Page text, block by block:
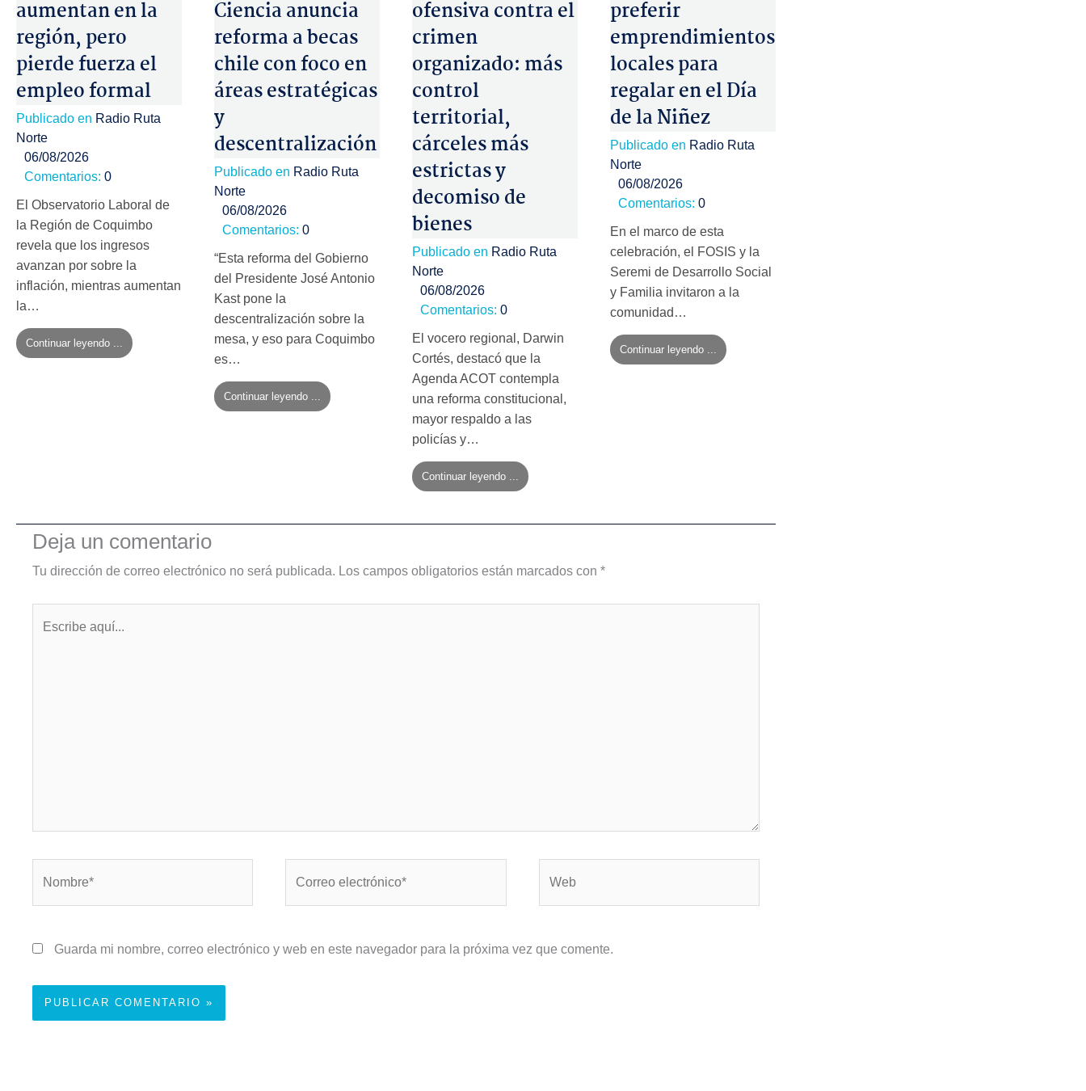
aumentan en la
región, pero
pierde fuerza el
empleo formal
Publicado en Radio Ruta
Norte
06/08/2026
Comentarios: 0
El Observatorio Laboral de
la Región de Coquimbo
revela que los ingresos
avanzan por sobre la
inflación, mientras aumentan
la…
Continuar leyendo ...
Ciencia anuncia
reforma a becas
chile con foco en
áreas estratégicas
y
descentralización
Publicado en Radio Ruta
Norte
06/08/2026
Comentarios: 0
“Esta reforma del Gobierno
del Presidente José Antonio
Kast pone la
descentralización sobre la
mesa, y eso para Coquimbo
es…
Continuar leyendo ...
ofensiva contra el
crimen
organizado: más
control
territorial,
cárceles más
estrictas y
decomiso de
bienes
Publicado en Radio Ruta
Norte
06/08/2026
Comentarios: 0
El vocero regional, Darwin
Cortés, destacó que la
Agenda ACOT contempla
una reforma constitucional,
mayor respaldo a las
policías y…
Continuar leyendo ...
preferir
emprendimientos
locales para
regalar en el Día
de la Niñez
Publicado en Radio Ruta
Norte
06/08/2026
Comentarios: 0
En el marco de esta
celebración, el FOSIS y la
Seremi de Desarrollo Social
y Familia invitaron a la
comunidad…
Continuar leyendo ...
Deja un comentario
Tu dirección de correo electrónico no será publicada. Los campos obligatorios están marcados con *
Guarda mi nombre, correo electrónico y web en este navegador para la próxima vez que comente.